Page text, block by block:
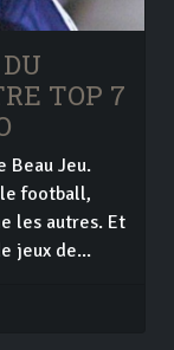
TOP 7
Beau Jeu.
football,
les autres. Et
jeux de...